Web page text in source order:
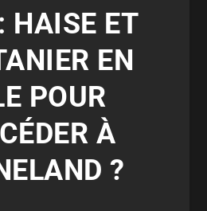
HAISE ET
EN
POUR
À
?